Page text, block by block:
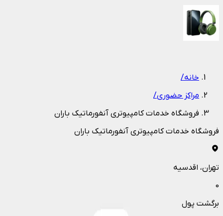
خانه/
مراکز حضوری/
فروشگاه خدمات کامپیوتری آنفورماتیک باران
فروشگاه خدمات کامپیوتری آنفورماتیک باران
تهران، اقدسیه
0
برگشت پول